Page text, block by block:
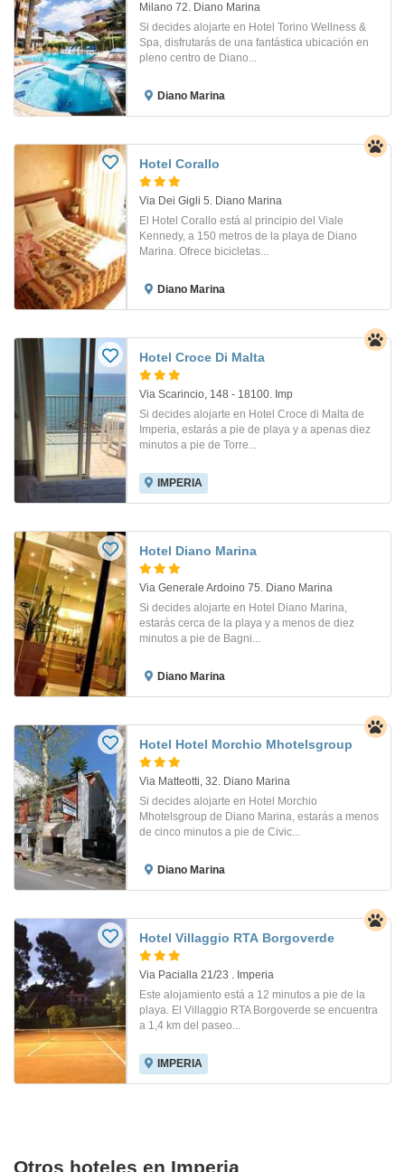
Milano 72. Diano Marina
Si decides alojarte en Hotel Torino Wellness &
Spa, disfrutarás de una fantástica ubicación en
pleno centro de Diano...
Diano Marina
Hotel Corallo
Via Dei Gigli 5. Diano Marina
El Hotel Corallo está al principio del Viale
Kennedy, a 150 metros de la playa de Diano
Marina. Ofrece bicicletas...
Diano Marina
Hotel Croce Di Malta
Via Scarincio, 148 - 18100. Imp
Si decides alojarte en Hotel Croce di Malta de
Imperia, estarás a pie de playa y a apenas diez
minutos a pie de Torre...
IMPERIA
Hotel Diano Marina
Via Generale Ardoino 75. Diano Marina
Si decides alojarte en Hotel Diano Marina,
estarás cerca de la playa y a menos de diez
minutos a pie de Bagni...
Diano Marina
Hotel Hotel Morchio Mhotelsgroup
Via Matteotti, 32. Diano Marina
Si decides alojarte en Hotel Morchio
Mhotelsgroup de Diano Marina, estarás a menos
de cinco minutos a pie de Civic...
Diano Marina
Hotel Villaggio RTA Borgoverde
Via Pacialla 21/23 . Imperia
Este alojamiento está a 12 minutos a pie de la
playa. El Villaggio RTA Borgoverde se encuentra
a 1,4 km del paseo...
IMPERIA
Otros hoteles en Imperia